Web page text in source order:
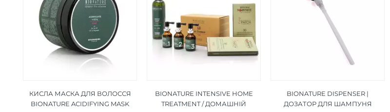
КИСЛА МАСКА ДЛЯ ВОЛОССЯ
BIONATURE ACIDIFYING MASK
BIONATURE INTENSIVE HOME
TREATMENT / ДОМАШНІЙ
BIONATURE DISPENSER |
ДОЗАТОР ДЛЯ ШАМПУНЯ